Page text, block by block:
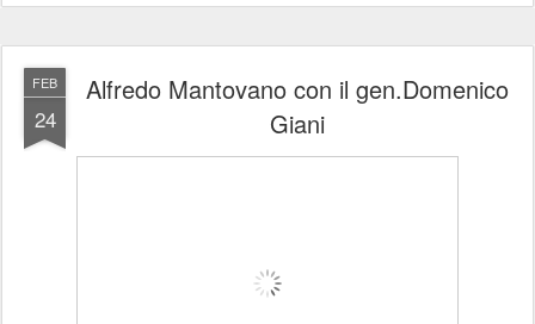
FEB
24
Alfredo Mantovano con il gen.Domenico
Giani